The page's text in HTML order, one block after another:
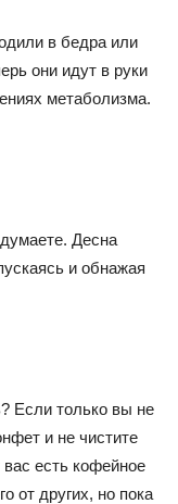
в бедра или
они идут в руки
метаболизма.
Десна
и обнажая
Если только вы не
и не чистите
есть кофейное
от других, но пока